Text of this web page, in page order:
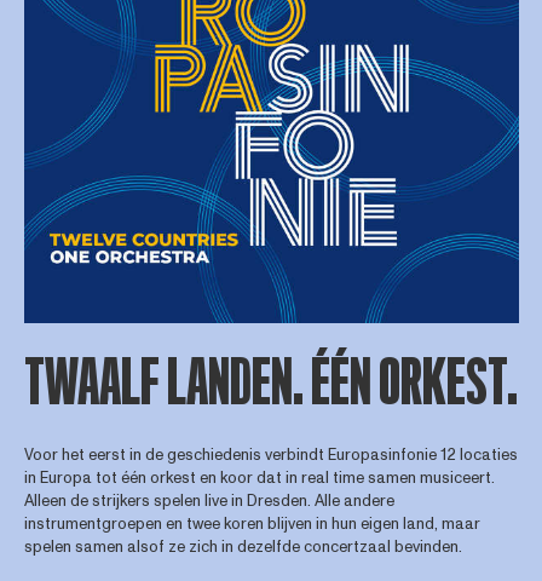
TWAALF LANDEN. ÉÉN ORKEST.
Voor het eerst in de geschiedenis verbindt Europasinfonie 12 locaties
in Europa tot één orkest en koor dat in real time samen musiceert.
Alleen de strijkers spelen live in Dresden. Alle andere
instrumentgroepen en twee koren blijven in hun eigen land, maar
spelen samen alsof ze zich in dezelfde concertzaal bevinden.